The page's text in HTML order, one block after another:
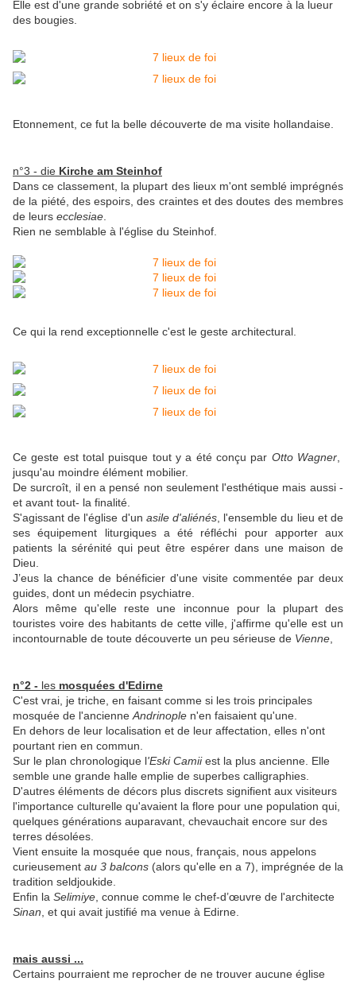
Elle est d'une grande sobriété et on s'y éclaire encore à la lueur
des bougies.
Etonnement, ce fut la belle découverte de ma visite hollandaise.
n°3 - die Kirche am Steinhof
Dans ce classement, la plupart des lieux m'ont semblé imprégnés
de la piété, des espoirs, des craintes et des doutes des membres
de leurs ecclesiae
Rien ne semblable à l'église du Steinhof.
Ce qui la rend exceptionnelle c'est le geste architectural.
Ce geste est total puisque tout y a été conçu par Otto Wagner
jusqu'au moindre élément mobilier.
De surcroît, il en a pensé non seulement l'esthétique mais aussi -
et avant tout- la finalité.
S'agissant de l'église d'un asile d'aliénés , l'ensemble du lieu et de
ses équipement liturgiques a été réfléchi pour apporter aux
patients la sérénité qui peut être espérer dans une maison de
Dieu.
J’eus la chance de bénéficier d'une visite commentée par deux
guides, dont un médecin psychiatre.
Alors même qu'elle reste une inconnue pour la plupart des
touristes voire des habitants de cette ville, j'affirme qu'elle est un
incontournable de toute découverte un peu sérieuse de Vienne
n°2 - les mosquées d'Edirne
C'est vrai, je triche, en faisant comme si les trois principales
mosquée de l'ancienne Andrinople n'en faisaient qu'une.
En dehors de leur localisation et de leur affectation, elles n'ont
pourtant rien en commun.
Sur le plan chronologique l'Eski Camiiest la plus ancienne. Elle
semble une grande halle emplie de superbes calligraphies.
D'autres éléments de décors plus discrets signifient aux visiteurs
l'importance culturelle qu'avaient la flore pour une population qui,
quelques générations auparavant, chevauchait encore sur des
terres désolées.
Vient ensuite la mosquée que nous, français, nous appelons
curieusement au 3 balcons (alors qu'elle en a 7), imprégnée de la
tradition seldjoukide.
Enfin la Selimiye , connue comme le chef-d’œuvre de l'architecte
Sinan , et qui avait justifié ma venue à Edirne.
mais aussi ...
Certains pourraient me reprocher de ne trouver aucune église